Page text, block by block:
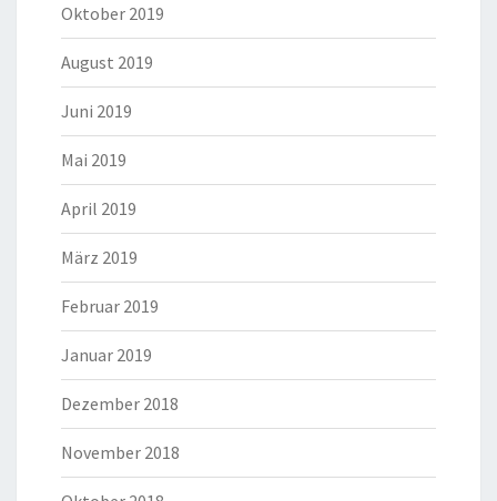
Oktober 2019
August 2019
Juni 2019
Mai 2019
April 2019
März 2019
Februar 2019
Januar 2019
Dezember 2018
November 2018